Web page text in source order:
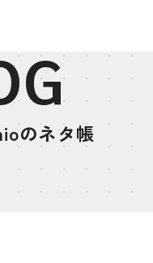
のネタ帳